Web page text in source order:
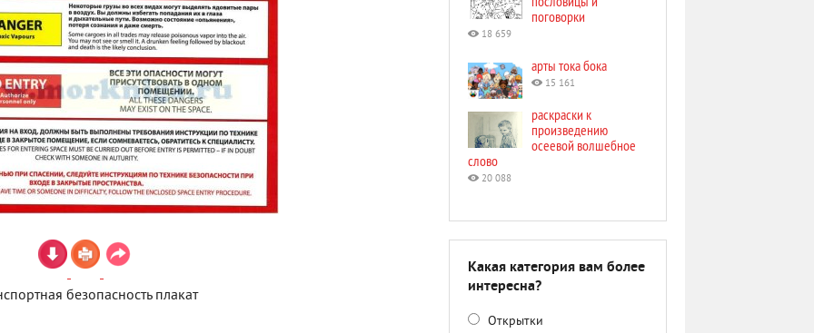
безопасность плакат
поговорки
18 659
арты тока бока
15 161
раскраски к
произведению
осеевой волшебное
слово
20 088
Какая категория вам более
интересна?
Открытки